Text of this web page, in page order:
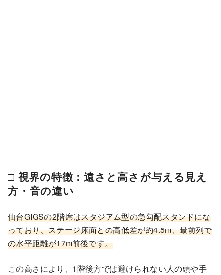
□ 視界の特徴：遠さと高さが与える見え
方・音の違い
仙台GIGSの2階席はスタジアム型の急勾配スタンドにな
っており、ステージ床面との高低差が約4.5m、最前列で
の水平距離が17m前後です。
この高さにより、1階後方では避けられない人の頭や手